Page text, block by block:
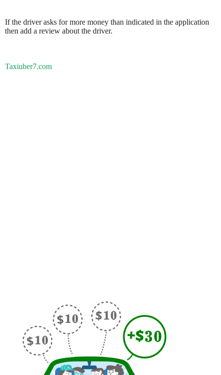
If the driver asks for more money than indicated in the application
then add a review about the driver.
Taxiuber7.com